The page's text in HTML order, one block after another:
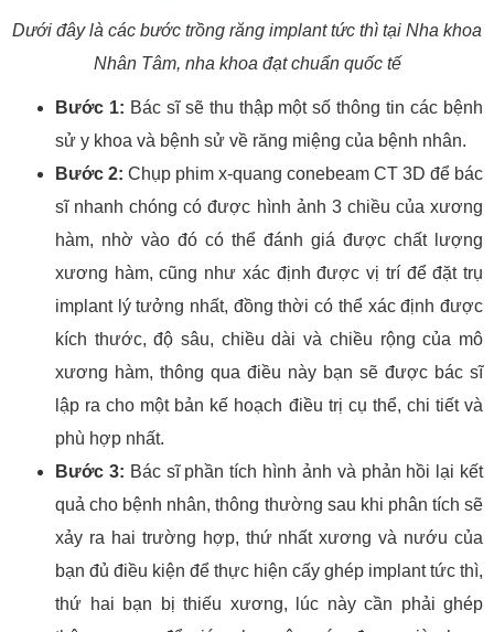
Dưới đây là các bước trồng răng implant tức thì tại Nha khoa
Nhân Tâm, nha khoa đạt chuẩn quốc tế
Bước 1: Bác sĩ sẽ thu thập một số thông tin các bệnh
sử y khoa và bệnh sử về răng miệng của bệnh nhân.
Bước 2: Chụp phim x-quang conebeam CT 3D để bác
sĩ nhanh chóng có được hình ảnh 3 chiều của xương
hàm, nhờ vào đó có thể đánh giá được chất lượng
xương hàm, cũng như xác định được vị trí để đặt trụ
implant lý tưởng nhất, đồng thời có thể xác định được
kích thước, độ sâu, chiều dài và chiều rộng của mô
xương hàm, thông qua điều này bạn sẽ được bác sĩ
lập ra cho một bản kế hoạch điều trị cụ thể, chi tiết và
phù hợp nhất.
Bước 3: Bác sĩ phần tích hình ảnh và phản hồi lại kết
quả cho bệnh nhân, thông thường sau khi phân tích sẽ
xảy ra hai trường hợp, thứ nhất xương và nướu của
bạn đủ điều kiện để thực hiện cấy ghép implant tức thì,
thứ hai bạn bị thiếu xương, lúc này cần phải ghép